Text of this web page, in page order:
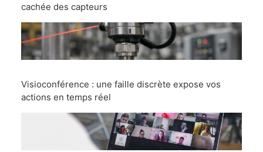
cachée des capteurs
Visioconférence : une faille discrète expose vos
actions en temps réel